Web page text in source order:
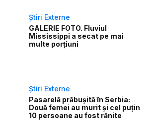
Știri Externe
GALERIE FOTO. Fluviul
Mississippi a secat pe mai
multe porțiuni
Știri Externe
Pasarelă prăbușită în Serbia:
Două femei au murit și cel puțin
10 persoane au fost rănite